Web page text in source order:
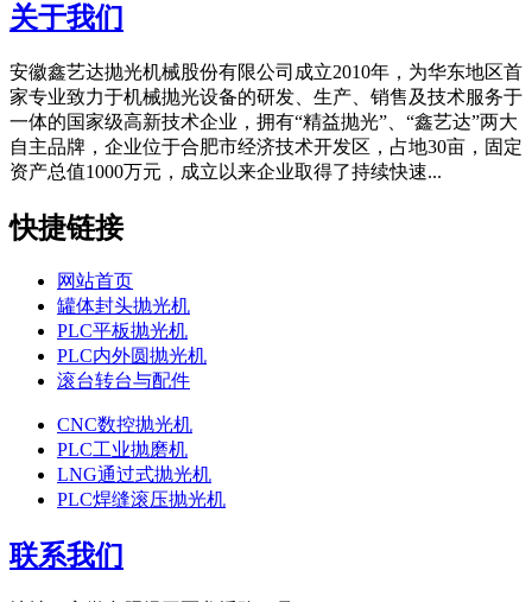
关于我们
安徽鑫艺达抛光机械股份有限公司成立2010年，为华东地区首
家专业致力于机械抛光设备的研发、生产、销售及技术服务于
一体的国家级高新技术企业，拥有“精益抛光”、“鑫艺达”两大
自主品牌，企业位于合肥市经济技术开发区，占地30亩，固定
资产总值1000万元，成立以来企业取得了持续快速...
快捷链接
网站首页
罐体封头抛光机
PLC平板抛光机
PLC内外圆抛光机
滚台转台与配件
CNC数控抛光机
PLC工业抛磨机
LNG通过式抛光机
PLC焊缝滚压抛光机
联系我们